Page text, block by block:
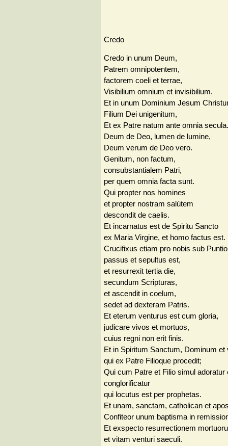
Credo
Credo in unum Deum,
Patrem omnipotentem,
factorem coeli et terrae,
Visibilium omnium et invisibilium.
Et in unum Dominium Jesum
Filium Dei unigenitum,
Et ex Patre natum ante omnia secula.
Deum de Deo, lumen de lumine,
Deum verum de Deo vero.
Genitum, non factum,
consubstantialem Patri,
per quem omnia facta sunt.
Qui propter nos homines
et propter nostram salútem
descondit de caelis.
Et incarnatus est de Spiritu Sancto
ex Maria Virgine, et homo factus est.
Crucifixus etiam pro nobis sub
passus et sepultus est,
et resurrexit tertia die,
secundum Scripturas,
et ascendit in coelum,
sedet ad dexteram Patris.
Et eterum venturus est cum gloria,
judicare vivos et mortuos,
cuius regni non erit finis.
Et in Spiritum Sanctum, Dominum et
qui ex Patre Filioque procedit;
Qui cum Patre et Filio simul adoratur
conglorificatur
qui locutus est per prophetas.
Et unam, sanctam, catholican et
Confiteor unum baptisma in
Et exspecto resurrectionem
et vitam venturi saeculi.